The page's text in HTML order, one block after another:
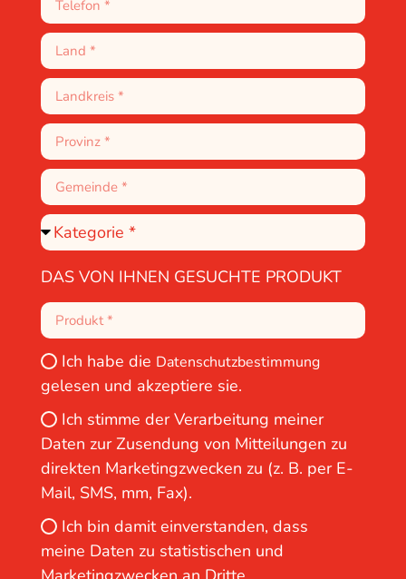
DAS VON IHNEN GESUCHTE PRODUKT
Ich habe die Datenschutzbestimmung
gelesen und akzeptiere sie.
Ich stimme der Verarbeitung meiner
Daten zur Zusendung von Mitteilungen zu
direkten Marketingzwecken zu (z. B. per E-
Mail, SMS, mm, Fax).
Ich bin damit einverstanden, dass
meine Daten zu statistischen und